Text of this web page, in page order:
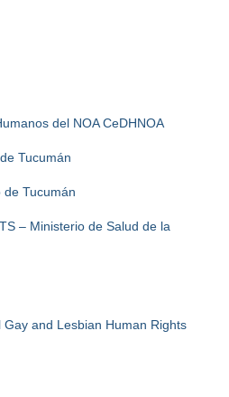
del NOA CeDHNOA
Tucumán
de Tucumán
– Ministerio de Salud de la
and Lesbian Human Rights